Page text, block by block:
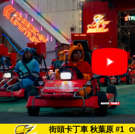
街頭卡丁車 秋葉原 #1